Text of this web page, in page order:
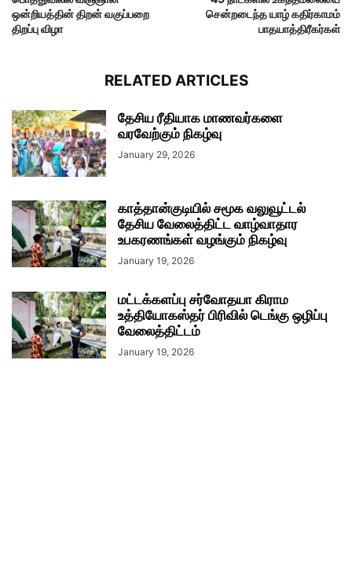
ஒன்றியத்தின் திறன் வகுப்பறை
திறப்பு விழா
சென்றடைந்த யாழ் கதிர்காமம்
பாதயாத்திரீகர்கள்
RELATED ARTICLES
தேசிய ரீதியாக மாணவர்களை
வரவேற்கும் நிகழ்வு
January 29, 2026
காத்தான்குடியில் சமூக வலுவூட்டல்
தேசிய வேலைத்திட்ட வாழ்வாதார
உபகரணங்கள் வழங்கும் நிகழ்வு
January 19, 2026
மட்டக்களப்பு சர்வோதயா கிராம
உத்தியோகஸ்தர் பிரிவில் டெங்கு ஒழிப்பு
வேலைத்திட்டம்
January 19, 2026